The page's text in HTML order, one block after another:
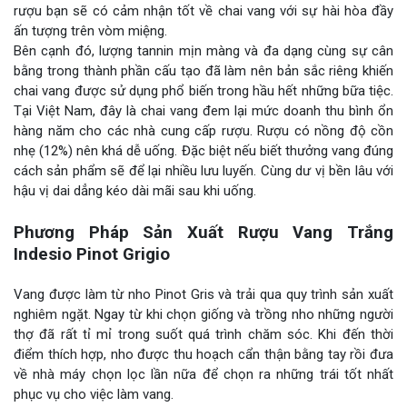
rượu bạn sẽ có cảm nhận tốt về chai vang với sự hài hòa đầy
ấn tượng trên vòm miệng.
Bên cạnh đó, lượng tannin mịn màng và đa dạng cùng sự cân
bằng trong thành phần cấu tạo đã làm nên bản sắc riêng khiến
chai vang được sử dụng phổ biến trong hầu hết những bữa tiệc.
Tại Việt Nam, đây là chai vang đem lại mức doanh thu bình ổn
hàng năm cho các nhà cung cấp rượu. Rượu có nồng độ cồn
nhẹ (12%) nên khá dễ uống. Đặc biệt nếu biết thưởng vang đúng
cách sản phẩm sẽ để lại nhiều lưu luyến. Cùng dư vị bền lâu với
hậu vị dai dẳng kéo dài mãi sau khi uống.
Phương Pháp Sản Xuất Rượu Vang Trắng
Indesio Pinot Grigio
Vang được làm từ nho Pinot Gris và trải qua quy trình sản xuất
nghiêm ngặt. Ngay từ khi chọn giống và trồng nho những người
thợ đã rất tỉ mỉ trong suốt quá trình chăm sóc. Khi đến thời
điểm thích hợp, nho được thu hoạch cẩn thận bằng tay rồi đưa
về nhà máy chọn lọc lần nữa để chọn ra những trái tốt nhất
phục vụ cho việc làm vang.